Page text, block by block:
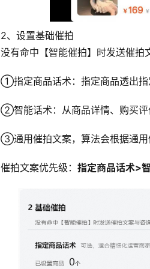
2、设置基础催拍
没有命中【智能催拍】时发送催拍
①指定商品话术：指定商品透出指
②智能话术：从商品详情、购买评
③通用催拍文案，算法会根据通用
催拍文案优先级：指定商品话术>